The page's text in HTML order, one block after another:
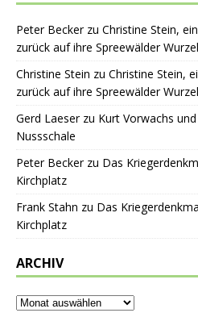
Peter Beckerzu Christine Stein,
zurück auf ihre Spreewälder
Christine Stein zu Christine Stein,
zurück auf ihre Spreewälder
Gerd Laeserzu Kurt Vorwachs
Nussschale
Peter Beckerzu Das
Kirchplatz
Frank Stahn zu Das
Kirchplatz
ARCHIV